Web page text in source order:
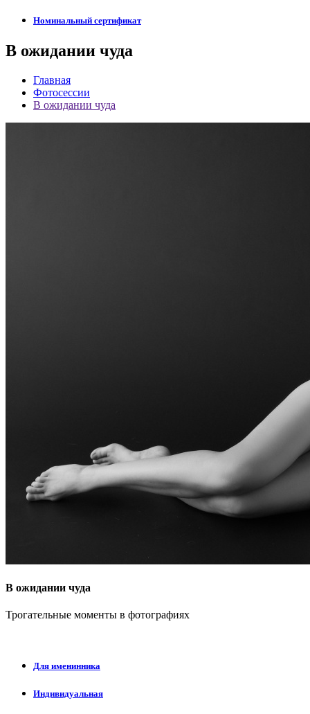
Номинальный сертификат
В ожидании чуда
Главная
Фотосессии
В ожидании чуда
В ожидании чуда
Трогательные моменты в фотографиях
Для именинника
Индивидуальная